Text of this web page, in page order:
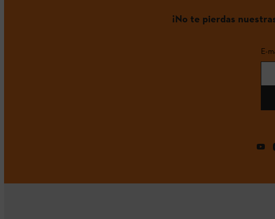
¡No te pierdas
E-